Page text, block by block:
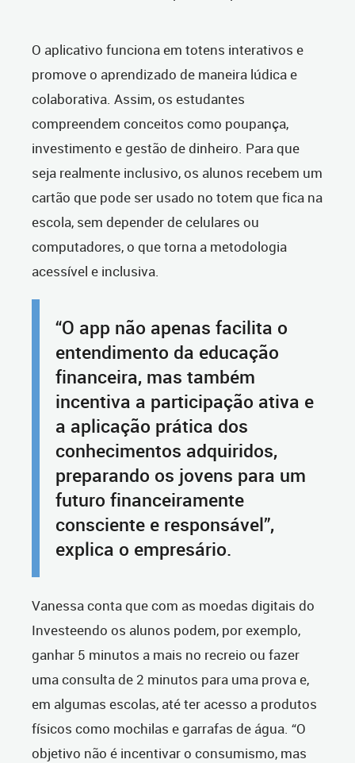
O aplicativo funciona em totens interativos e
promove o aprendizado de maneira lúdica e
colaborativa. Assim, os estudantes
compreendem conceitos como poupança,
investimento e gestão de dinheiro. Para que
seja realmente inclusivo, os alunos recebem um
cartão que pode ser usado no totem que fica na
escola, sem depender de celulares ou
computadores, o que torna a metodologia
acessível e inclusiva.
“O app não apenas facilita o
entendimento da educação
financeira, mas também
incentiva a participação ativa e
a aplicação prática dos
conhecimentos adquiridos,
preparando os jovens para um
futuro financeiramente
consciente e responsável”,
explica o empresário.
Vanessa conta que com as moedas digitais do
Investeendo os alunos podem, por exemplo,
ganhar 5 minutos a mais no recreio ou fazer
uma consulta de 2 minutos para uma prova e,
em algumas escolas, até ter acesso a produtos
físicos como mochilas e garrafas de água. “O
objetivo não é incentivar o consumismo, mas